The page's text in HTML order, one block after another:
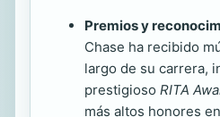
Premios y
Chase ha recibido
largo de su carrera,
prestigioso RITA
más altos honores